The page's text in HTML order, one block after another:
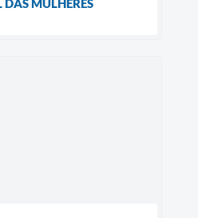
MULHERES